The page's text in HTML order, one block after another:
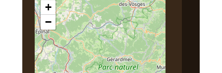
Nous Trouver
+
−